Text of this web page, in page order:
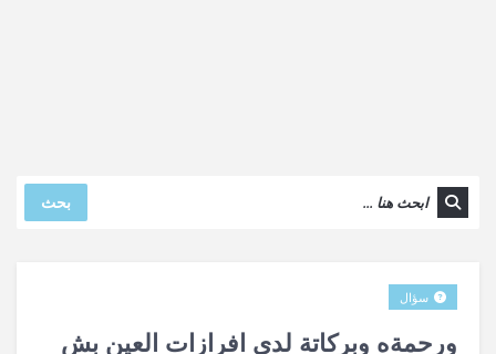
بحث
ورحمةه وبركاتة لدي افرازات العين بش
سؤال